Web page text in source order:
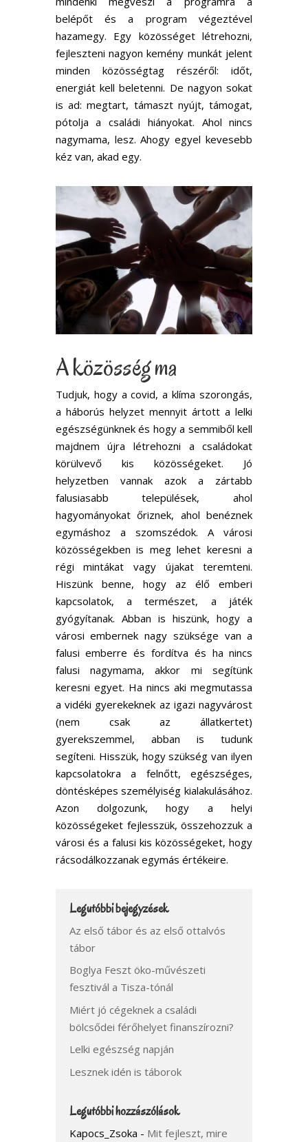
belépőt és a program végeztével
hazamegy. Egy közösséget létrehozni,
fejleszteni nagyon kemény munkát jelent
minden közösségtag részéről: időt,
energiát kell beletenni. De nagyon sokat
is ad: megtart, támaszt nyújt, támogat,
pótolja a családi hiányokat. Ahol nincs
nagymama, lesz. Ahogy egyel kevesebb
kéz van, akad egy.
A közösség ma
Tudjuk, hogy a covid, a klíma szorongás,
a háborús helyzet mennyit ártott a lelki
egészségünknek és hogy a semmiből kell
majdnem újra létrehozni a családokat
körülvevő kis közösségeket. Jó
helyzetben vannak azok a zártabb
falusiasabb települések, ahol
hagyományokat őriznek, ahol benéznek
egymáshoz a szomszédok. A városi
közösségekben is meg lehet keresni a
régi mintákat vagy újakat teremteni.
Hiszünk benne, hogy az élő emberi
kapcsolatok, a természet, a játék
gyógyítanak. Abban is hiszünk, hogy a
városi embernek nagy szüksége van a
falusi emberre és fordítva és ha nincs
falusi nagymama, akkor mi segítünk
keresni egyet. Ha nincs aki megmutassa
a vidéki gyerekeknek az igazi nagyvárost
(nem csak az állatkertet)
gyerekszemmel, abban is tudunk
segíteni. Hisszük, hogy szükség van ilyen
kapcsolatokra a felnőtt, egészséges,
döntésképes személyiség kialakulásához.
Azon dolgozunk, hogy a helyi
közösségeket fejlesszük, összehozzuk a
városi és a falusi kis közösségeket, hogy
rácsodálkozzanak egymás értékeire.
Legutóbbi bejegyzések
Az első tábor és az első ottalvós
tábor
Boglya Feszt öko-művészeti
fesztivál a Tisza-tónál
Miért jó cégeknek a családi
bölcsődei férőhelyet finanszírozni?
Lelki egészség napján
Lesznek idén is táborok
Legutóbbi hozzászólások
Kapocs_Zsoka - Mit fejleszt, mire